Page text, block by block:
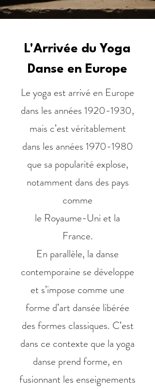
L'Arrivée du Yoga
Danse en Europe
Le yoga est arrivé en Europe
dans les années 1920-1930,
mais c’est véritablement
dans les années 1970-1980
que sa popularité explose,
notamment dans des pays
comme
le Royaume-Uni et la
France.
En parallèle, la danse
contemporaine se développe
et s’impose comme une
forme d’art dansée libérée
des formes classiques. C’est
dans ce contexte que la yoga
danse prend forme, en
fusionnant les enseignements